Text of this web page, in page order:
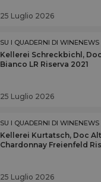
25 Luglio 2026
SU I QUADERNI DI WINENEWS
Kellerei Schreckbichl,
Bianco LR Riserva 2021
25 Luglio 2026
SU I QUADERNI DI WINENEWS
Kellerei Kurtatsch, Doc
Chardonnay Freienfeld
25 Luglio 2026